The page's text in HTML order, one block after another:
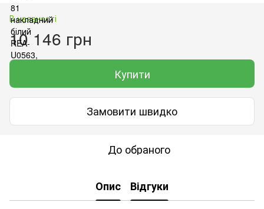
В наявності
10 146 грн
Купити
Замовити швидко
До обраного
Опис Відгуки